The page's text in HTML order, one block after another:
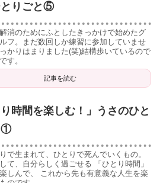
とりごと⑤
消のためにふとしたきっかけで始めたグ
フ。まだ数回しか練習に参加していませ
かりはまりました(笑)結構歩いているので
す。
記事を読む
り時間を楽しむ！」うさのひと
①
で生まれて、ひとりで死んでいくもの。
て、自分らしく過ごせる 「ひとり時間」
しんで、 これから先も有意義な人生を楽